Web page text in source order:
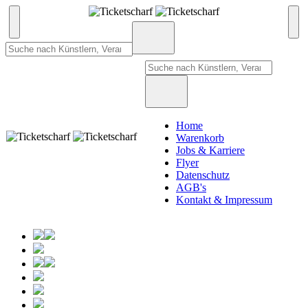
Home
Warenkorb
Jobs & Karriere
Flyer
Datenschutz
AGB's
Kontakt & Impressum